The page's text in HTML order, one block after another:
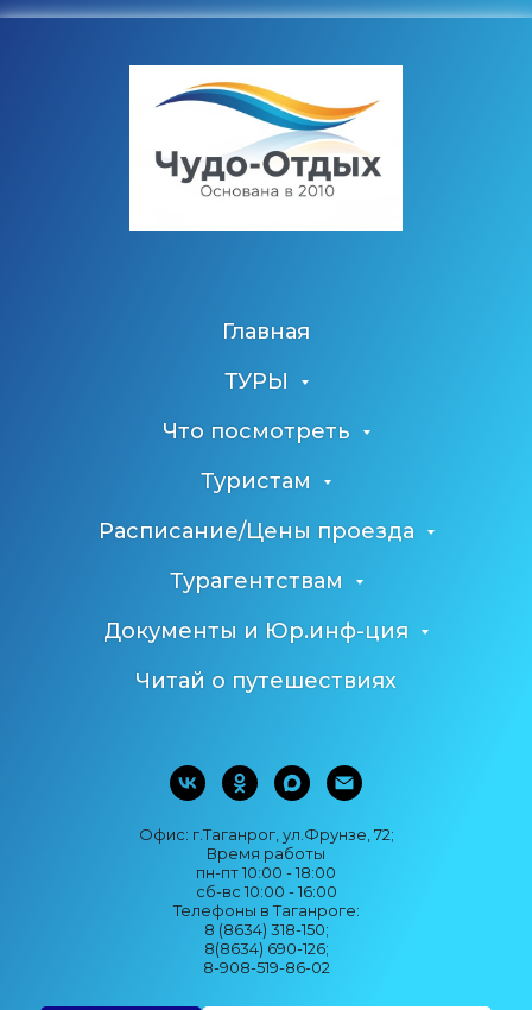
Главная
ТУРЫ
Что посмотреть
Туристам
Расписание/Цены проезда
Турагентствам
Документы и Юр.инф-ция
Читай о путешествиях
Офис: г.Таганрог, ул.Фрунзе, 72;
Время работы
пн-пт 10:00 - 18:00
сб-вс 10:00 - 16:00
Телефоны в Таганроге:
8 (8634) 318-150;
8(8634) 690-126;
8-908-519-86-02